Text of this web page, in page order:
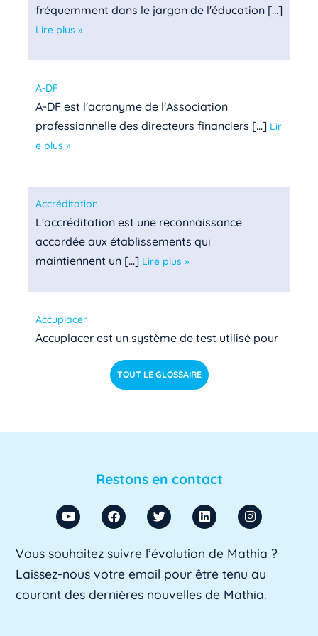
fréquemment dans le jargon de l'éducation [...]
Lire plus »
A-DF
A-DF est l'acronyme de l'Association
professionnelle des directeurs financiers [...] Lir
e plus »
Accréditation
L'accréditation est une reconnaissance
accordée aux établissements qui
maintiennent un [...] Lire plus »
Accuplacer
Accuplacer est un système de test utilisé pour
déterminer si les étudiants de niveau [...]
ACU
d'Université. Il s'agit d'un fonctionnaire chargé
ADA SUP
ADA SUP est l'acronyme de l'Association
professionnelle des directeurs d'achats des [...]
TOUT LE GLOSSAIRE
Restons en contact
Vous souhaitez suivre l’évolution de Mathia ?
Laissez-nous votre email pour être tenu au
courant des dernières nouvelles de Mathia.